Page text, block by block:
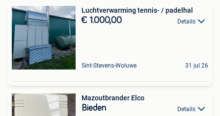
Luchtverwarming tennis- / padelhal
€ 1.000,00 Details
Sint-Stevens-Woluwe 31 jul 26
Mazoutbrander Elco
Bieden Details